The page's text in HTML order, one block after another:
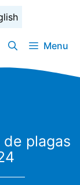
Menu
plagas